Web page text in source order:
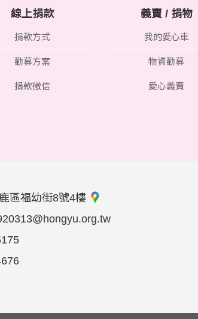
線上捐款
捐款方式
勸募方案
捐款徵信
義賣 / 捐物
我的愛心車
物資勸募
愛心義賣
區福幼街8號4樓